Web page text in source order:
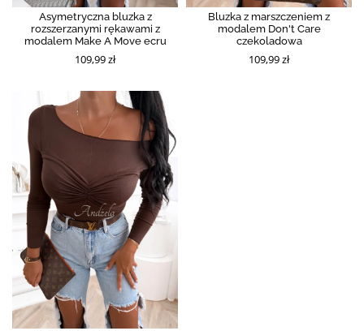
Asymetryczna bluzka z
rozszerzanymi rękawami z
modalem Make A Move ecru
109,99 zł
Bluzka z marszczeniem z
modalem Don't Care
czekoladowa
109,99 zł